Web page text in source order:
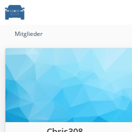
Mitglieder